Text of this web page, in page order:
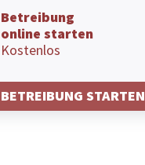
Betreibung
online starten
Kostenlos
BETREIBUNG STARTEN